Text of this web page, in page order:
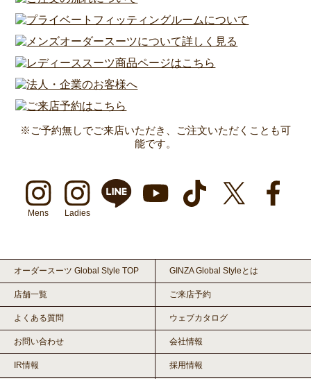
※ご予約無しでご来店いただき、ご注文いただくことも可
能です。
Mens Ladies
オーダースーツ Global Style TOP GINZA Global Styleとは
店舗一覧 ご来店予約
よくある質問 ウェブカタログ
お問い合わせ 会社情報
IR情報 採用情報